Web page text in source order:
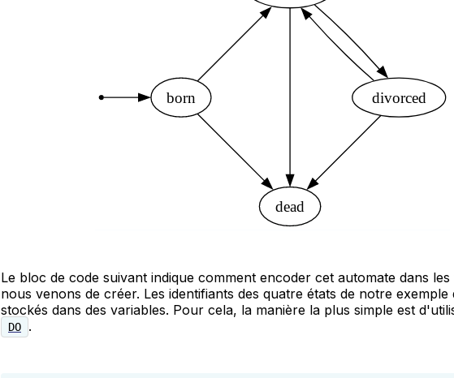
Le bloc de code suivant indique comment encoder cet automate dans les
nous venons de créer. Les identifiants des quatre états de notre exemple
stockés dans des variables. Pour cela, la manière la plus simple est
DO .